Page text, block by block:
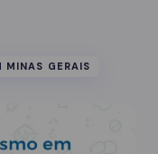
MINAS GERAIS